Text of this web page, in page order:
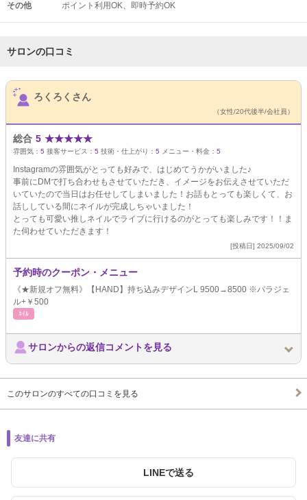
その他 ポイント利用OK 即時予約OK
サロンの口コミ
サロンPick Up
ろくろくさん
（女性/20代後半/会社員）
総合 5 ★★★★★
雰囲気： 5 接客サービス： 5 技術・仕上がり： 5 メニュー・料金： 5
Instagramの雰囲気がとっても好みで、はじめてうかがいました♪
事前にDMで打ち合わせもさせていただき、イメージをお伝えさせていただ
いていたので当日はお任せしてしまいました！お話もとっても楽しくて、お
話ししている間にネイルが完成しちゃいました！
とっても可愛い推しネイルでライブに行けるのがとっても楽しみです！！ま
た伺わせていただきます！
[投稿日] 2025/09/02
予約時のクーポン・メニュー
《★新規オフ無料》【HAND】持ち込みデザインL 9500→8500 ※パラジェ
ル+￥500
ﾈｲﾙ
サロンからの返信コメントを見る
このサロンのすべての口コミを見る
友達に共有
LINEで送る